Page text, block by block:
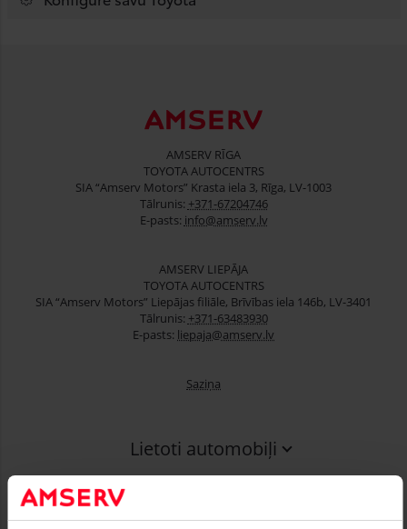
AMSERV RĪGA
TOYOTA AUTOCENTRS
SIA “Amserv Motors” Krasta iela 3, Rīga, LV-1003
Tālrunis: +371-67204746
E-pasts: info@amserv.lv
AMSERV LIEPĀJA
TOYOTA AUTOCENTRS
SIA “Amserv Motors” Liepājas filiāle, Brīvības iela 146b, LV-3401
Tālrunis: +371-63483930
E-pasts: liepaja@amserv.lv
Saziņa
Lietoti automobiļi
Serviss